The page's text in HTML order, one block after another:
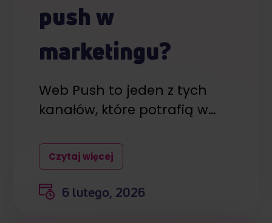
push w
marketingu?
Web Push to jeden z tych
kanałów, które potrafią w…
Czytaj więcej
6 lutego, 2026